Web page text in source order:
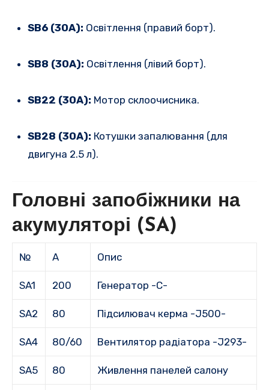
SB6 (30A): Освітлення (правий борт).
SB8 (30A): Освітлення (лівий борт).
SB22 (30A): Мотор склоочисника.
SB28 (30A): Котушки запалювання (для
двигуна 2.5 л).
Головні запобіжники на
акумуляторі (SA)
№ А Опис
SA1 200 Генератор -C-
SA2 80 Підсилювач керма -J500-
SA4 80/60 Вентилятор радіатора -J293-
SA5 80 Живлення панелей салону